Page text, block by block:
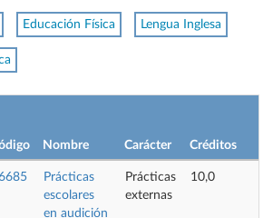
Educación Física Lengua Inglesa
Nombre Carácter Créditos
Prácticas
escolares
en audición
Prácticas
externas
10,0